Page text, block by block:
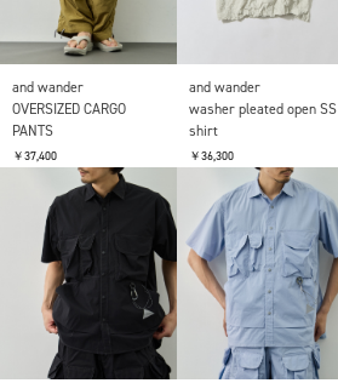
and wander
OVERSIZED CARGO
PANTS
￥37,400
and wander
washer pleated open SS
shirt
￥36,300